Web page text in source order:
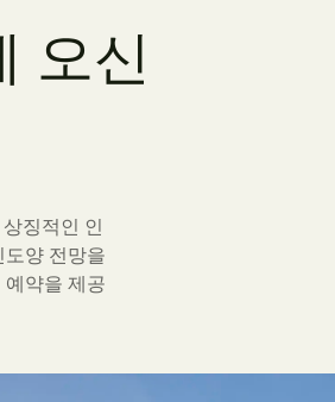
오신
징적인 인
양 전망을
약을 제공